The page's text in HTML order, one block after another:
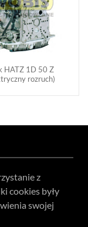
HATZ 1D 50 Z
rozruch)
z
cookies były
swojej